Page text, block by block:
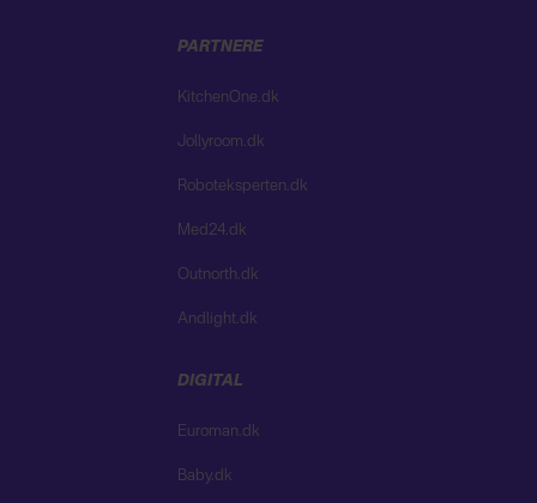
PARTNERE
KitchenOne.dk
Jollyroom.dk
Roboteksperten.dk
Med24.dk
Outnorth.dk
Andlight.dk
DIGITAL
Euroman.dk
Baby.dk